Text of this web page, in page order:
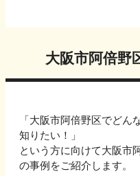
大阪市阿倍野
「大阪市阿倍野区でどん
知りたい！」
という方に向けて大阪市
の事例をご紹介します。